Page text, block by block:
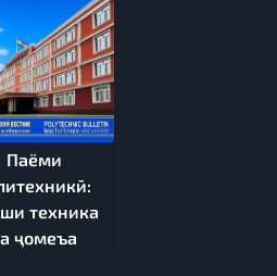
Паёми
техника
ҷомеъа